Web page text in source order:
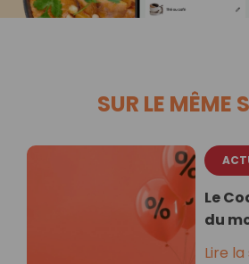
SUR LE MÊME
Le
du
Lire